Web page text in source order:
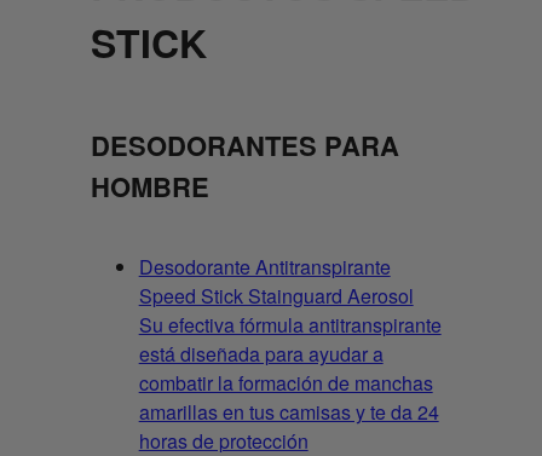
STICK
DESODORANTES PARA
HOMBRE
Desodorante Antitranspirante
Speed Stick Stainguard Aerosol
Su efectiva fórmula antitranspirante
está diseñada para ayudar a
combatir la formación de manchas
amarillas en tus camisas y te da 24
horas de protección